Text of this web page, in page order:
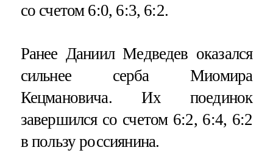
со счетом 6:0, 6:3, 6:2.
Ранее Даниил Медведев оказался
сильнее серба Миомира
Кецмановича. Их поединок
завершился со счетом 6:2, 6:4, 6:2
в пользу россиянина.